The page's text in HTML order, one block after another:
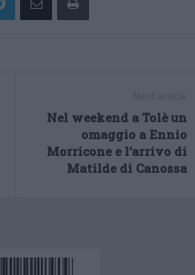
Nel weekend a Tolè un
omaggio a Ennio
Morricone e l’arrivo di
Matilde di Canossa